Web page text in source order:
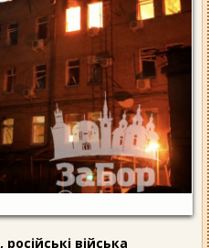
війська